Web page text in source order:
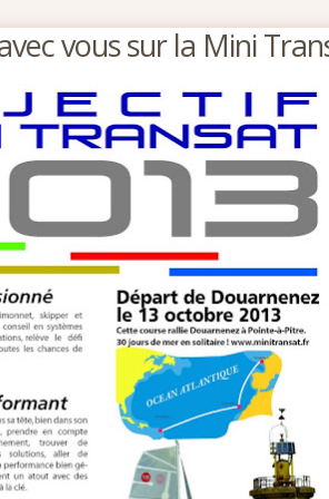
vous sur la Mini